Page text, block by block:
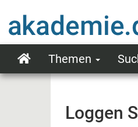
zum
Inhalt
Main
Themen
Loggen